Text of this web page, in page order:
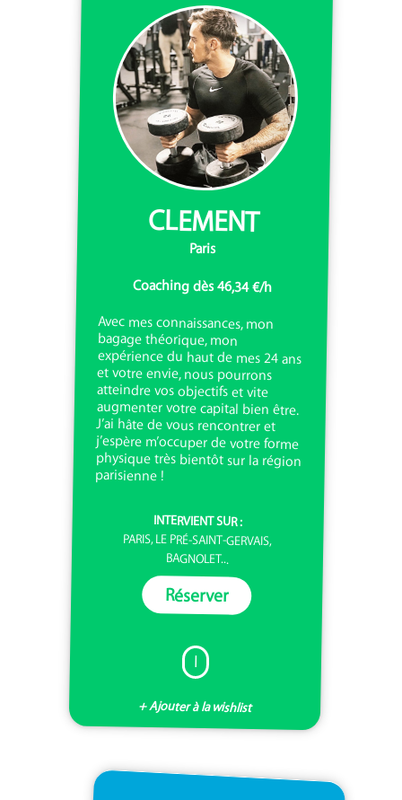
CLEMENT
Paris
Coaching dès 46,34 €/h
Avec mes connaissances, mon
bagage théorique, mon
expérience du haut de mes 24 ans
et votre envie, nous pourrons
atteindre vos objectifs et vite
augmenter votre capital bien être.
J’ai hâte de vous rencontrer et
j’espère m’occuper de votre forme
physique très bientôt sur la région
parisienne !
INTERVIENT SUR :
PARIS, LE PRÉ-SAINT-GERVAIS,
BAGNOLET...
Réserver
I
+ Ajouter à la wishlist